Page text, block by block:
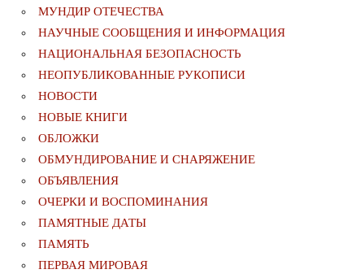
МУНДИР ОТЕЧЕСТВА
НАУЧНЫЕ СООБЩЕНИЯ И ИНФОРМАЦИЯ
НАЦИОНАЛЬНАЯ БЕЗОПАСНОСТЬ
НЕОПУБЛИКОВАННЫЕ РУКОПИСИ
НОВОСТИ
НОВЫЕ КНИГИ
ОБЛОЖКИ
ОБМУНДИРОВАНИЕ И СНАРЯЖЕНИЕ
ОБЪЯВЛЕНИЯ
ОЧЕРКИ И ВОСПОМИНАНИЯ
ПАМЯТНЫЕ ДАТЫ
ПАМЯТЬ
ПЕРВАЯ МИРОВАЯ